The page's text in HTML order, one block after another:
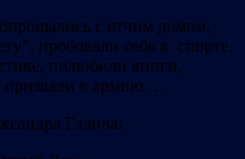
с отчим домом,
пробовали себя в спорте,
полюбили книги,
призвали в армию …
Галича: